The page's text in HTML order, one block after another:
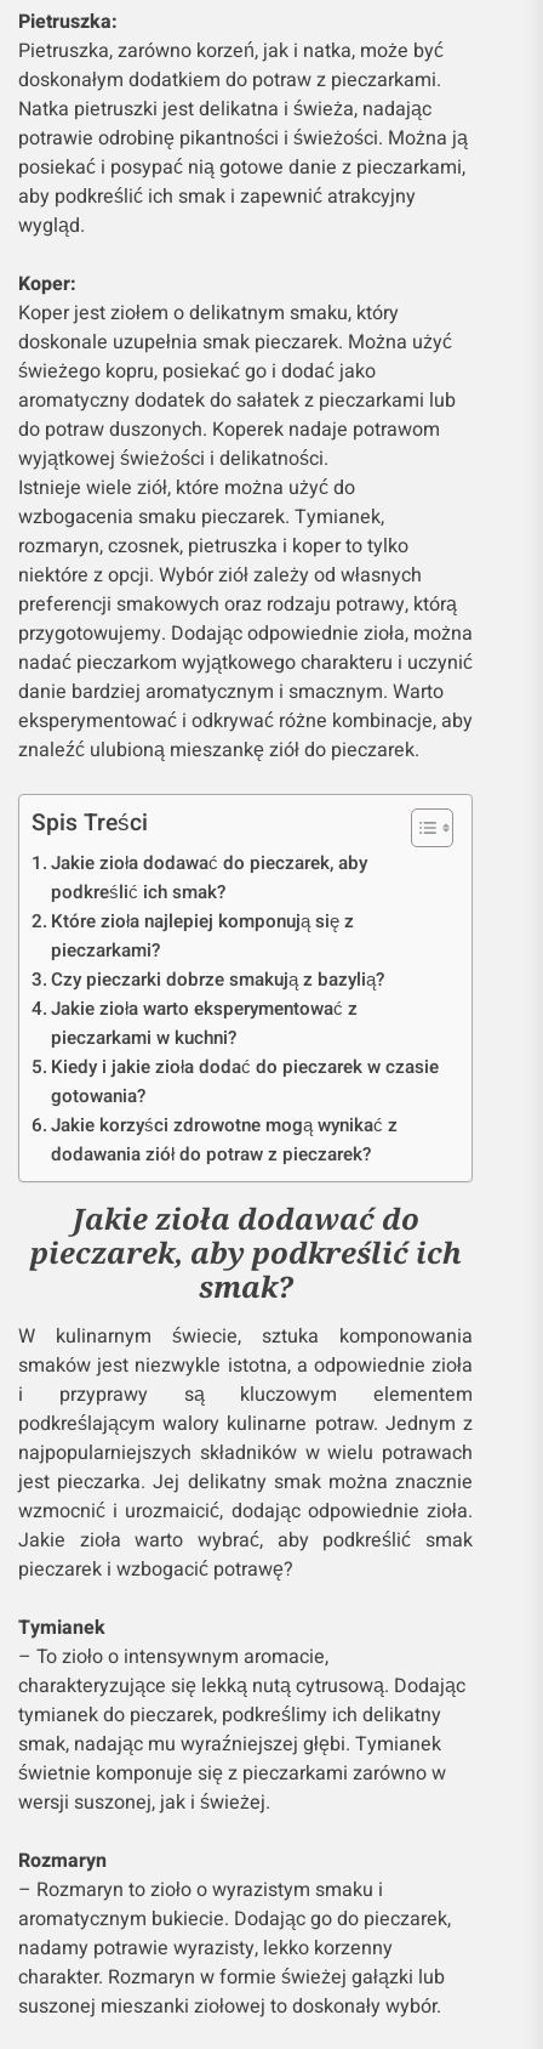
Pietruszka:
Pietruszka, zarówno korzeń, jak i natka, może być
doskonałym dodatkiem do potraw z pieczarkami.
Natka pietruszki jest delikatna i świeża, nadając
potrawie odrobinę pikantności i świeżości. Można ją
posiekać i posypać nią gotowe danie z pieczarkami,
aby podkreślić ich smak i zapewnić atrakcyjny
wygląd.
Koper:
Koper jest ziołem o delikatnym smaku, który
doskonale uzupełnia smak pieczarek. Można użyć
świeżego kopru, posiekać go i dodać jako
aromatyczny dodatek do sałatek z pieczarkami lub
do potraw duszonych. Koperek nadaje potrawom
wyjątkowej świeżości i delikatności.
Istnieje wiele ziół, które można użyć do
wzbogacenia smaku pieczarek. Tymianek,
rozmaryn, czosnek, pietruszka i koper to tylko
niektóre z opcji. Wybór ziół zależy od własnych
preferencji smakowych oraz rodzaju potrawy, którą
przygotowujemy. Dodając odpowiednie zioła, można
nadać pieczarkom wyjątkowego charakteru i uczynić
danie bardziej aromatycznym i smacznym. Warto
eksperymentować i odkrywać różne kombinacje, aby
znaleźć ulubioną mieszankę ziół do pieczarek.
Spis Treści
Jakie zioła dodawać do pieczarek, aby
podkreślić ich smak?
Które zioła najlepiej komponują się z
pieczarkami?
Czy pieczarki dobrze smakują z bazylią?
Jakie zioła warto eksperymentować z
pieczarkami w kuchni?
Kiedy i jakie zioła dodać do pieczarek w czasie
gotowania?
Jakie korzyści zdrowotne mogą wynikać z
dodawania ziół do potraw z pieczarek?
Jakie zioła dodawać do
pieczarek, aby podkreślić ich
smak?
W kulinarnym świecie, sztuka komponowania
smaków jest niezwykle istotna, a odpowiednie zioła
i przyprawy są kluczowym elementem
podkreślającym walory kulinarne potraw. Jednym z
najpopularniejszych składników w wielu potrawach
jest pieczarka. Jej delikatny smak można znacznie
wzmocnić i urozmaicić, dodając odpowiednie zioła.
Jakie zioła warto wybrać, aby podkreślić smak
pieczarek i wzbogacić potrawę?
Tymianek
– To zioło o intensywnym aromacie,
charakteryzujące się lekką nutą cytrusową. Dodając
tymianek do pieczarek, podkreślimy ich delikatny
smak, nadając mu wyraźniejszej głębi. Tymianek
świetnie komponuje się z pieczarkami zarówno w
wersji suszonej, jak i świeżej.
Rozmaryn
– Rozmaryn to zioło o wyrazistym smaku i
aromatycznym bukiecie. Dodając go do pieczarek,
nadamy potrawie wyrazisty, lekko korzenny
charakter. Rozmaryn w formie świeżej gałązki lub
suszonej mieszanki ziołowej to doskonały wybór.